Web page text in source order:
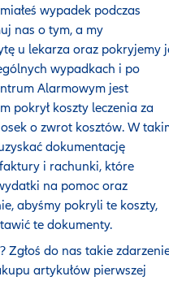
wypadek podczas
nas o tym, a my
u lekarza oraz pokryjemy
wypadkach i po
Alarmowym jest
pokrył koszty leczenia za
o zwrot kosztów. W
dokumentację
i rachunki, które
na pomoc oraz
abyśmy pokryli te koszty,
te dokumenty.
Zgłoś do nas takie
artykułów pierwszej